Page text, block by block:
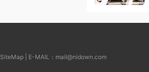
SiteMap| E-MAIL： mail@nidown.com